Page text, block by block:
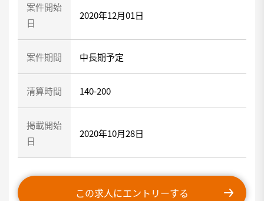
案件開始
日
2020年12月01日
案件期間 中長期予定
清算時間 140-200
掲載開始
日
2020年10月28日
この求人にエントリーする